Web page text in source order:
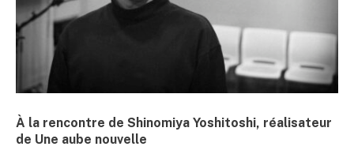
À la rencontre de Shinomiya Yoshitoshi, réalisateur
de Une aube nouvelle